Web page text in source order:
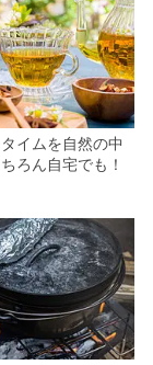
イムを自然の中
ろん自宅でも！